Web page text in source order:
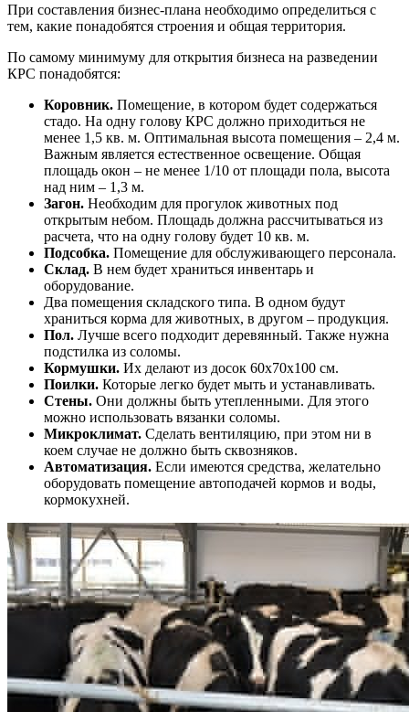
При составления бизнес-плана необходимо определиться с
тем, какие понадобятся строения и общая территория.
По самому минимуму для открытия бизнеса на разведении
КРС понадобятся:
Коровник. Помещение, в котором будет содержаться
стадо. На одну голову КРС должно приходиться не
менее 1,5 кв. м. Оптимальная высота помещения – 2,4 м.
Важным является естественное освещение. Общая
площадь окон – не менее 1/10 от площади пола, высота
над ним – 1,3 м.
Загон. Необходим для прогулок животных под
открытым небом. Площадь должна рассчитываться из
расчета, что на одну голову будет 10 кв. м.
Подсобка. Помещение для обслуживающего персонала.
Склад. В нем будет храниться инвентарь и
оборудование.
Два помещения складского типа. В одном будут
храниться корма для животных, в другом – продукция.
Пол. Лучше всего подходит деревянный. Также нужна
подстилка из соломы.
Кормушки. Их делают из досок 60х70х100 см.
Поилки. Которые легко будет мыть и устанавливать.
Стены. Они должны быть утепленными. Для этого
можно использовать вязанки соломы.
Микроклимат. Сделать вентиляцию, при этом ни в
коем случае не должно быть сквозняков.
Автоматизация. Если имеются средства, желательно
оборудовать помещение автоподачей кормов и воды,
кормокухней.